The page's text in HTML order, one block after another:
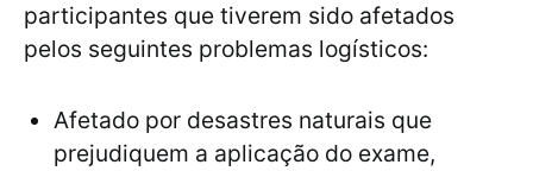
participantes que tiverem sido afetados
pelos seguintes problemas logísticos:
Afetado por desastres naturais que
prejudiquem a aplicação do exame,